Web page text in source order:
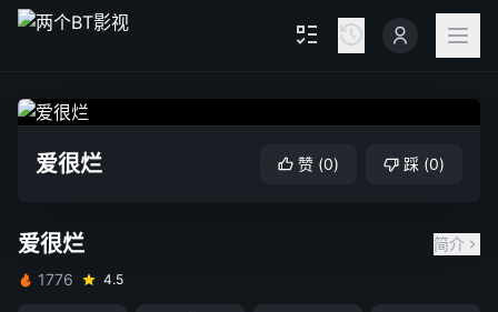
爱很烂 赞 (0) 踩 (0)
爱很烂
简介
1776
4.5